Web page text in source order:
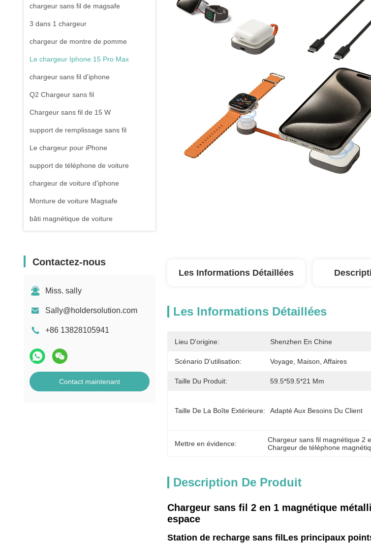
chargeur sans fil de magsafe
3 dans 1 chargeur
chargeur de montre de pomme
Le chargeur Iphone 15 Pro Max
chargeur sans fil d'iphone
Q2 Chargeur sans fil
Chargeur sans fil de 15 W
support de remplissage sans fil
Le chargeur pour iPhone
support de téléphone de voiture
chargeur de voiture d'iphone
Monture de voiture Magsafe
bâti magnétique de voiture
Contactez-nous
Miss. sally
Sally@holdersolution.com
+86 13828105941
Contact maintenant
Les Informations Détaillées
Les Informations Détaillées
Lieu D'origine: Shenzhen En Chine
Scénario D'utilisation: Voyage, Maison, Affaires
Taille Du Produit: 59.5*59.5*21 Mm
Taille De La Boîte Extérieure: Adapté Aux Besoins Du Client
Mettre en évidence: Chargeur sans fil magnétique 2
Chargeur de téléphone
Description De Produit
Chargeur sans fil 2 en 1 magnétique
espace
Station de recharge sans filLes principaux